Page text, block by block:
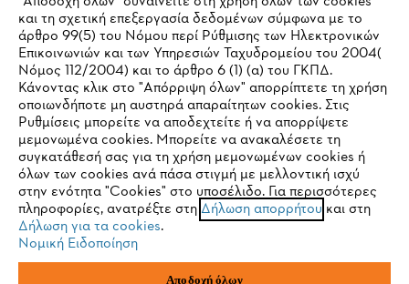
Service
Πολιτική απορρήτου Νομικό κείμενο Cookies
Νομικές πληροφορίες
ANDREAS STIHL ΜΟΝΟΠΡΟΣΩΠΗ Α.Ε.
IHR BROWSER WIRD NICHT
UNTERSTÜTZT
Sie nutzen einen Browser, den wir noch nicht unterstützen. Für
eine optimale Nutzung unserer Seite empfehlen wir Ihnen, zu
einem der folgenden Browser zu wechseln:
Firefox Chrome
και τη σχετική επεξεργασία δεδομένων σύμφωνα με το
άρθρο 99(5) του Νόμου περί Ρύθμισης των Ηλεκτρονικών
Επικοινωνιών και των Υπηρεσιών Ταχυδρομείου του 2004(
Νόμος 112/2004) και το άρθρο 6 (1) (α) του ΓΚΠΔ.
Κάνοντας κλικ στο "Απόρριψη όλων" απορρίπτετε τη χρήση
οποιωνδήποτε μη αυστηρά απαραίτητων cookies. Στις
Ρυθμίσεις μπορείτε να αποδεχτείτε ή να απορρίψετε
μεμονωμένα cookies. Μπορείτε να ανακαλέσετε τη
συγκατάθεσή σας για τη χρήση μεμονωμένων cookies ή
όλων των cookies ανά πάσα στιγμή με μελλοντική ισχύ
στην ενότητα "Cookies" στο υποσέλιδο. Για περισσότερες
πληροφορίες, ανατρέξτε στηΔήλωση απορρήτου και στη
Δήλωση για τα cookies.
Νομική Ειδοποίηση
Αποδοχή όλων